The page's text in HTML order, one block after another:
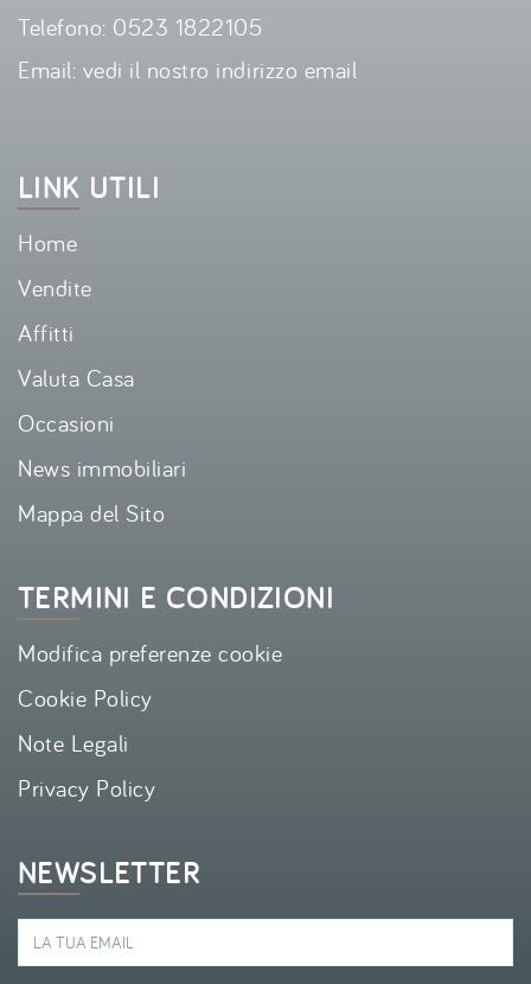
Telefono: 0523 1822105
Email: vedi il nostro indirizzo email
LINK UTILI
Home
Vendite
Affitti
Valuta Casa
Occasioni
News immobiliari
Mappa del Sito
TERMINI E CONDIZIONI
Modifica preferenze cookie
Cookie Policy
Note Legali
Privacy Policy
NEWSLETTER